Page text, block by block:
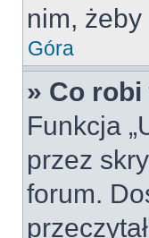
nim,
Góra
» Co
Funkcja
przez
forum.